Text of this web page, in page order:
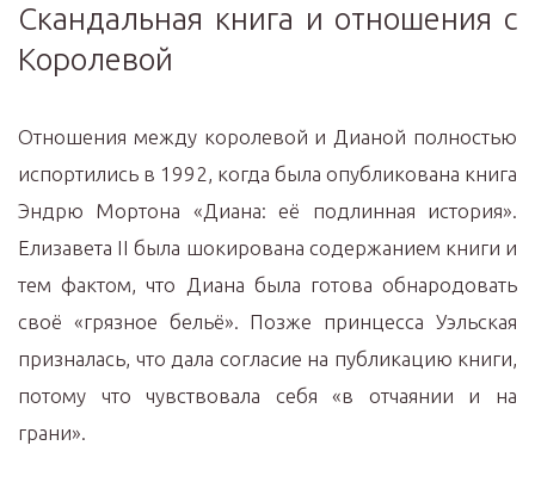
Скандальная книга и отношения с
Королевой
Отношения между королевой и Дианой полностью
испортились в 1992, когда была опубликована книга
Эндрю Мортона «Диана: её подлинная история».
Елизавета II была шокирована содержанием книги и
тем фактом, что Диана была готова обнародовать
своё «грязное бельё». Позже принцесса Уэльская
призналась, что дала согласие на публикацию книги,
потому что чувствовала себя «в отчаянии и на
грани».